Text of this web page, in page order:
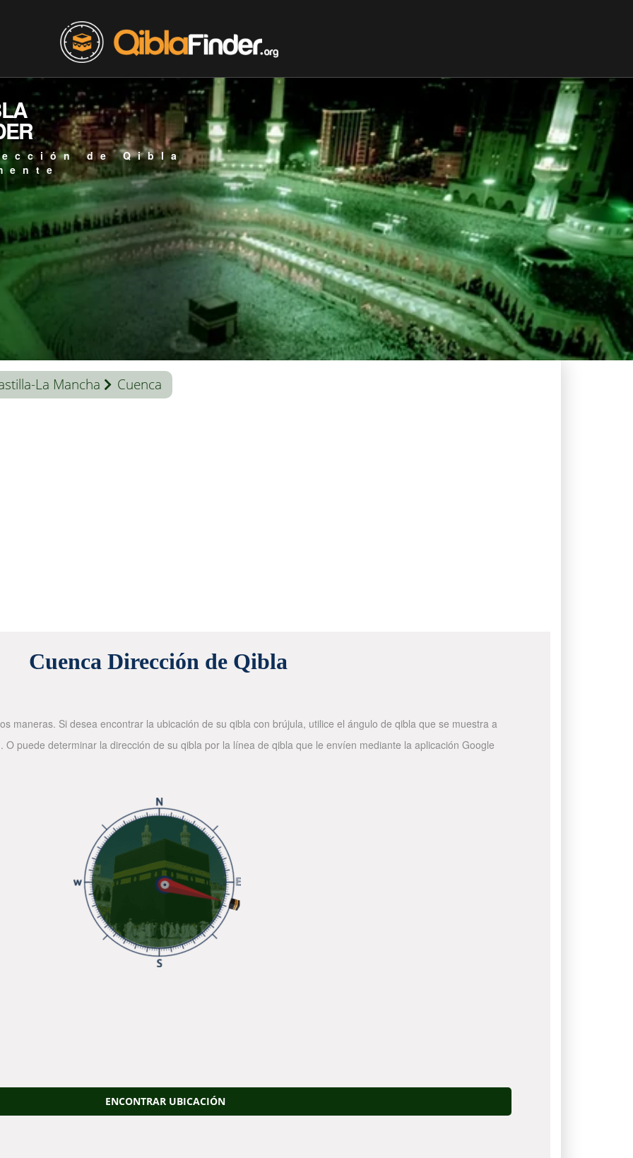
de Qibla
La Mancha Cuenca
Cuenca Dirección de Qibla
maneras. Si desea encontrar la ubicación de su qibla con brújula, utilice el ángulo de qibla que se muestra a
puede determinar la dirección de su qibla por la línea de qibla que le envíen mediante la aplicación Google
ENCONTRAR UBICACIÓN